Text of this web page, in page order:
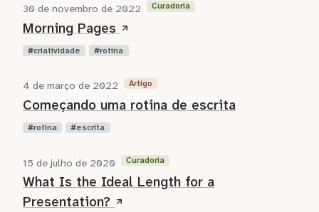
30 de novembro de 2022 Curadoria
Morning Pages
criatividade rotina
4 de março de 2022 Artigo
Começando uma rotina de escrita
rotina escrita
15 de julho de 2020 Curadoria
What Is the Ideal Length for a
Presentation?